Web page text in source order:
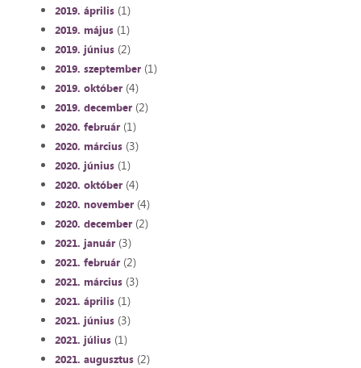
2019. április(1)
2019. május(1)
2019. június(2)
2019. szeptember(1)
2019. október(4)
2019. december(2)
2020. február(1)
2020. március(3)
2020. június(1)
2020. október(4)
2020. november(4)
2020. december(2)
2021. január(3)
2021. február(2)
2021. március(3)
2021. április(1)
2021. június(3)
2021. július(1)
2021. augusztus(2)